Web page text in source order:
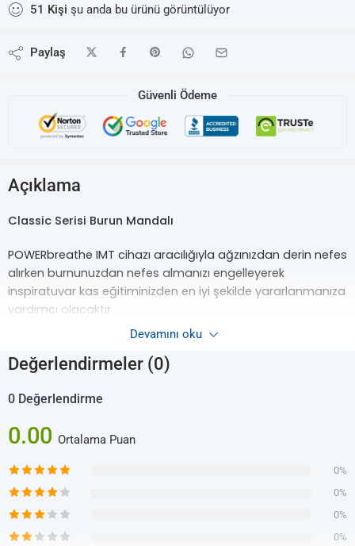
51 Kişi şu anda bu ürünü görüntülüyor
Paylaş
Güvenli Ödeme
Açıklama
Classic Serisi Burun Mandalı
POWERbreathe IMT cihazı aracılığıyla ağzınızdan derin nefes
alırken burnunuzdan nefes almanızı engelleyerek
inspiratuvar kas eğitiminizden en iyi şekilde yararlanmanıza
yardımcı olacaktır.
almayı en üst düzeye çıkarmak için, bu burun klipsi ile burun
almayı önlemenin iyi bir yöntem olduğu düşünülmektesdir.
POWERbreathe Classic/Plus Serisi IMT Cihazları burun klipsi
Tüm POWERbreathe IMT Cihaz modelleri bir burun klipsi ile
ayrıca temin edilebilirler.
Devamını oku
Değerlendirmeler (0)
0 Değerlendirme
0.00 Ortalama Puan
0%
0%
0%
0%